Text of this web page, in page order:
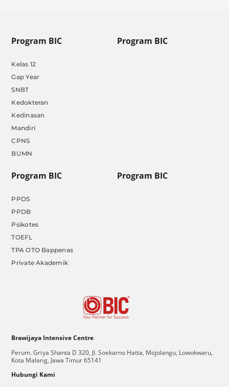
Program BIC
Kelas 12
Gap Year
SNBT
Kedokteran
Kedinasan
Mandiri
CPNS
BUMN
Program BIC
Program BIC
PPDS
PPDB
Psikotes
TOEFL
TPA OTO Bappenas
Private Akademik
Program BIC
Brawijaya Intensive Centre
Perum. Griya Shanta D 320, Jl. Soekarno Hatta, Mojolangu, Lowokwaru,
Kota Malang, Jawa Timur 65141
Hubungi Kami